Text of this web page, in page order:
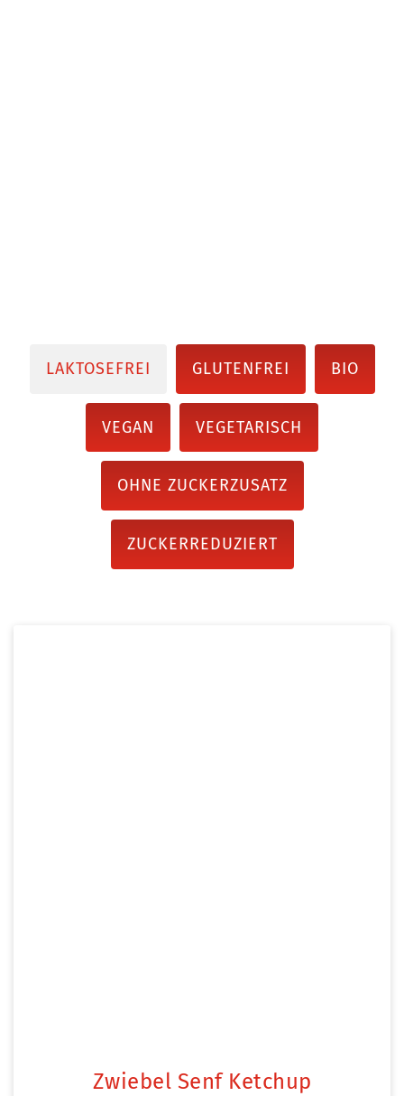
LAKTOSEFREI GLUTENFREI BIO
VEGAN VEGETARISCH
OHNE ZUCKERZUSATZ
ZUCKERREDUZIERT
Zwiebel Senf Ketchup